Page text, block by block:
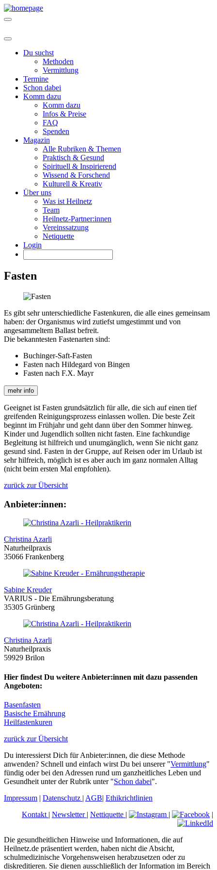
Du suchst
Methoden
Vermittlung
Termine
Schon dabei
Komm dazu
Komm dazu
Infos & Preise
FAQ
Spenden
Magazin
Alle Rubriken & Themen
Praktisch & Gesund
Spirituell & Inspirierend
Wissend & Forschend
Kulturell & Kreativ
Über uns
Was ist Heilnetz
Team
Heilnetz-Partner:innen
Vereinssatzung
Netiquette
Login
Fasten
Es gibt sehr unterschiedliche Fastenkuren, die alle eines gemeinsam
haben: der Organismus wird zutiefst umgestimmt und von
angesammeltem Ballast befreit.
Die bekanntesten Fastenarten sind:
Buchinger-Saft-Fasten
Fasten nach Hildegard von Bingen
Fasten nach F.X. Mayr
mehr info
Geeignet ist Fasten grundsätzlich für alle, die sich auf einen tief
greifenden Reinigungsprozess einlassen wollen. Die beste Zeit
beginnt im Frühjahr und geht dann über den Sommer hinweg.
Kinder und Jugendlich sollten nicht fasten. Eine fachkundige
Begleitung ist hilfreich und unumgänglich, wenn Sie nicht ganz
gesund sind. Fasten in der Gruppe, auf Reisen oder im Urlaub ist
sehr hilfreich, möglich ist es aber auch im ganz normalen Alltag
(nicht beim ersten Mal empfohlen).
zurück zur Übersicht
Anbieter:innen:
Christina Azarli
Naturheilpraxis
35066 Frankenberg
Sabine Kreuder
VARIUS - Die Ernährungsberatung
35305 Grünberg
Christina Azarli
Naturheilpraxis
59929 Brilon
Hier findest Du weitere Anbieter:innen mit dazu passenden
Angeboten:
Basenfasten
Basische Ernährung
Heilfastenkuren
zurück zur Übersicht
Du interessierst Dich für Anbieter:innen, die diese Methode
anwenden? Schnell und einfach wirst Du bei unserer "Vermittlung"
fündig oder bei den Adressen rund um ganzheitliches Leben und
Gesundheit unter der Rubrik unter "Schon dabei".
Impressum | Datenschutz | AGB| Ethikrichtlinien
Kontakt | Newsletter | Nettiquette | | |
Die gesundheitlichen Hinweise und Informationen, die auf
Heilnetz.de präsentiert werden, haben nicht die Absicht,
schulmedizinische Vorgehensweisen herabzusetzen oder zu
diskreditieren. Sie dienen ausschließlich der Information im Bereich